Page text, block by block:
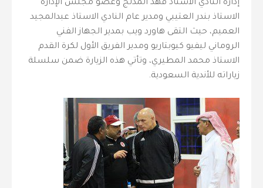
إدارة النادي الاستاذ فهد المدلج وعضو مجلس الإدارة
الاستاذ بندر العتيبي ومدير عام النادي الاستاذ عبدالمجيد
العميم، حيث التقى هاورد ويب بمدير الجهاز الفني
الروماني ليفيو كيوبتاريو ومدير الفريق الأول لكرة القدم
الاستاذ محمد المطيري، وتأتي هذه الزيارة ضمن سلسلة
زياراته للأندية السعودية.